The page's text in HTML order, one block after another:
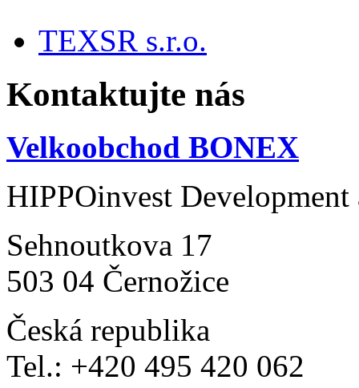
TEXSR s.r.o.
Kontaktujte nás
Velkoobchod BONEX
HIPPOinvest Development
Sehnoutkova 17
503 04 Černožice
Česká republika
Tel.: +420 495 420 062